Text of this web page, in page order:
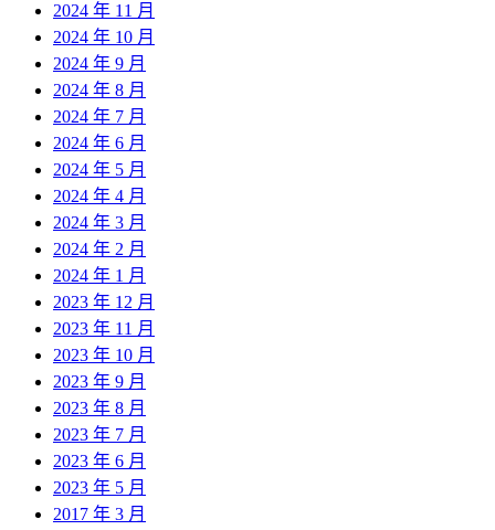
2024 年 11 月
2024 年 10 月
2024 年 9 月
2024 年 8 月
2024 年 7 月
2024 年 6 月
2024 年 5 月
2024 年 4 月
2024 年 3 月
2024 年 2 月
2024 年 1 月
2023 年 12 月
2023 年 11 月
2023 年 10 月
2023 年 9 月
2023 年 8 月
2023 年 7 月
2023 年 6 月
2023 年 5 月
2017 年 3 月